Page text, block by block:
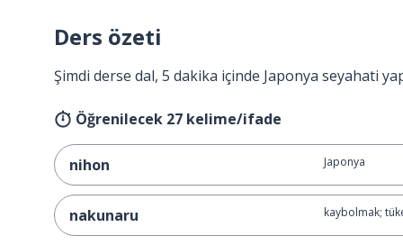
Ders özeti
Şimdi derse dal, 5 dakika içinde Japonya seyahati
Öğrenilecek 27 kelime/ifade
nihon Japonya
nakunaru kaybolmak;